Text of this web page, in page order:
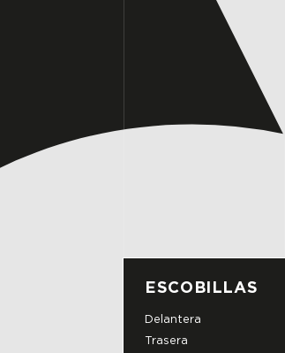
ESCOBILLAS
Delantera
Trasera